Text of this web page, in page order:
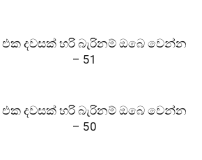
එක දවසක් හරි බැරිනම් ඔබෙ වෙන්න
– 51
එක දවසක් හරි බැරිනම් ඔබෙ වෙන්න
– 50